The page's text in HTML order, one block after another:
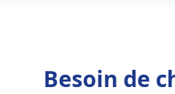
Besoin de